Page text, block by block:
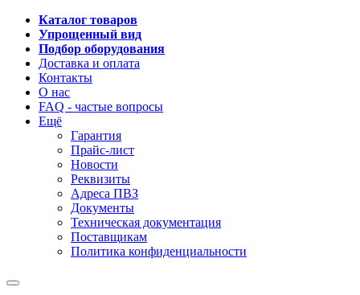
Каталог товаров
Упрощенный вид
Подбор оборудования
Доставка и оплата
Контакты
О нас
FAQ - частые вопросы
Ещё
Гарантия
Прайс-лист
Новости
Реквизиты
Адреса ПВЗ
Документы
Техническая документация
Поставщикам
Политика конфиденциальности